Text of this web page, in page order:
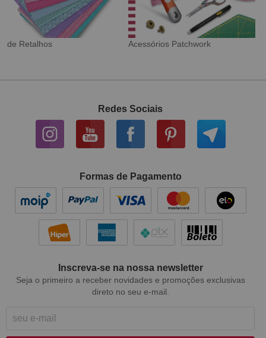
Tecido Digital Sarja Impermeável
Redes Sociais
Formas de Pagamento
Inscreva-se na nossa newsletter
Seja o primeiro a receber novidades e promoções exclusivas
direto no seu e-mail.